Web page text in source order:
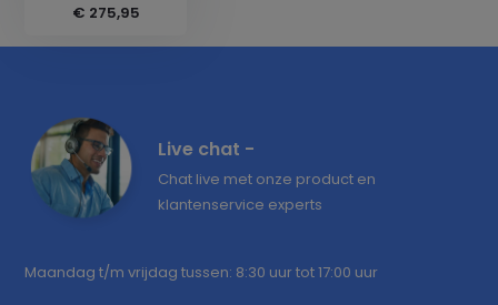
€ 275,95
Live chat -
Chat live met onze product en
klantenservice experts
Maandag t/m vrijdag tussen: 8:30 uur tot 17:00 uur